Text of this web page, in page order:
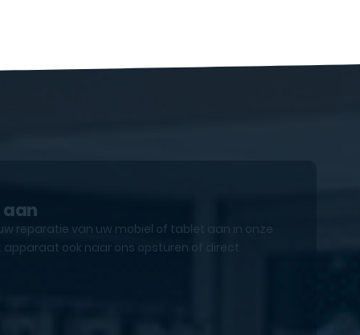
reparatie van uw mobiel of tablet aan in onze
ook naar ons opsturen of direct